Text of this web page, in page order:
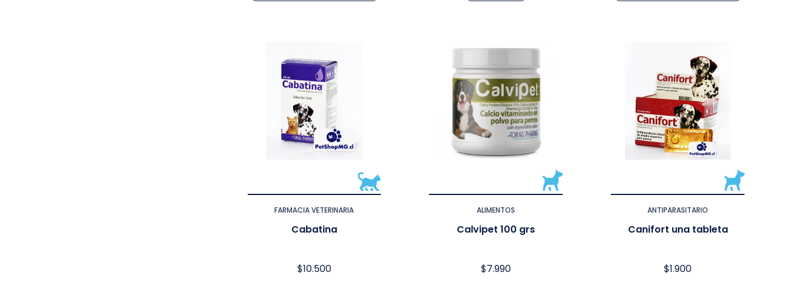
FARMACIA VETERINARIA
Cabatina
$10.500
ALIMENTOS
Calvipet 100 grs
$7.990
ANTIPARASITARIO
Canifort una tableta
$1.900